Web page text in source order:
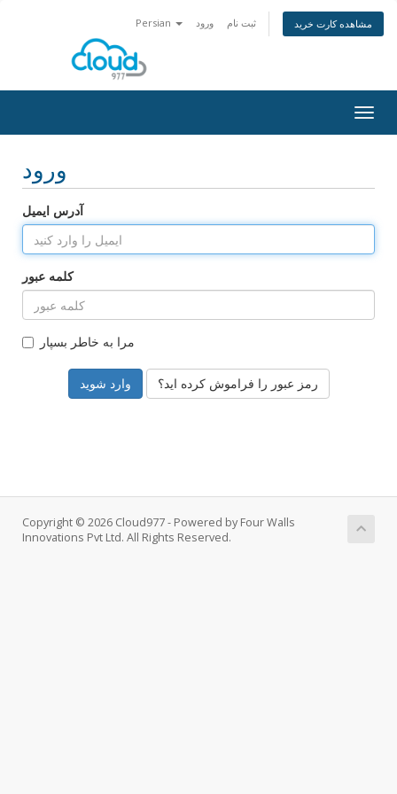
Persian ورود ثبت نام مشاهده کارت خرید
ورود
آدرس ایمیل
کلمه عبور
مرا به خاطر بسپار
رمز عبور را فراموش کرده اید؟
Copyright © 2026 Cloud977 - Powered by Four Walls
Innovations Pvt Ltd. All Rights Reserved.